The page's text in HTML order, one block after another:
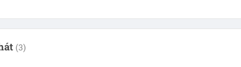
(3)